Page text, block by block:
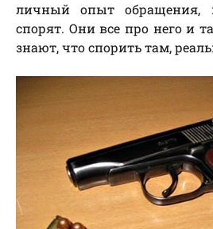
личный опыт
спорят. Они все про него и
знают, что спорить там,